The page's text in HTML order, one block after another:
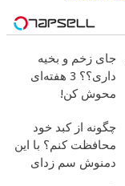
جای زخم و بخیه
داری؟؟ 3 هفته‌ای
محوش کن!
چگونه از کبد خود
محافظت کنم؟ با این
دمنوش سم زدای